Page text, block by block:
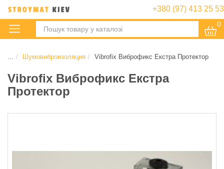
+380 (97) 413 25 53
0
Шумовиброизоляция Vibrofix Виброфикс Екстра Протектор
Vibrofix Виброфикс Екстра
Протектор